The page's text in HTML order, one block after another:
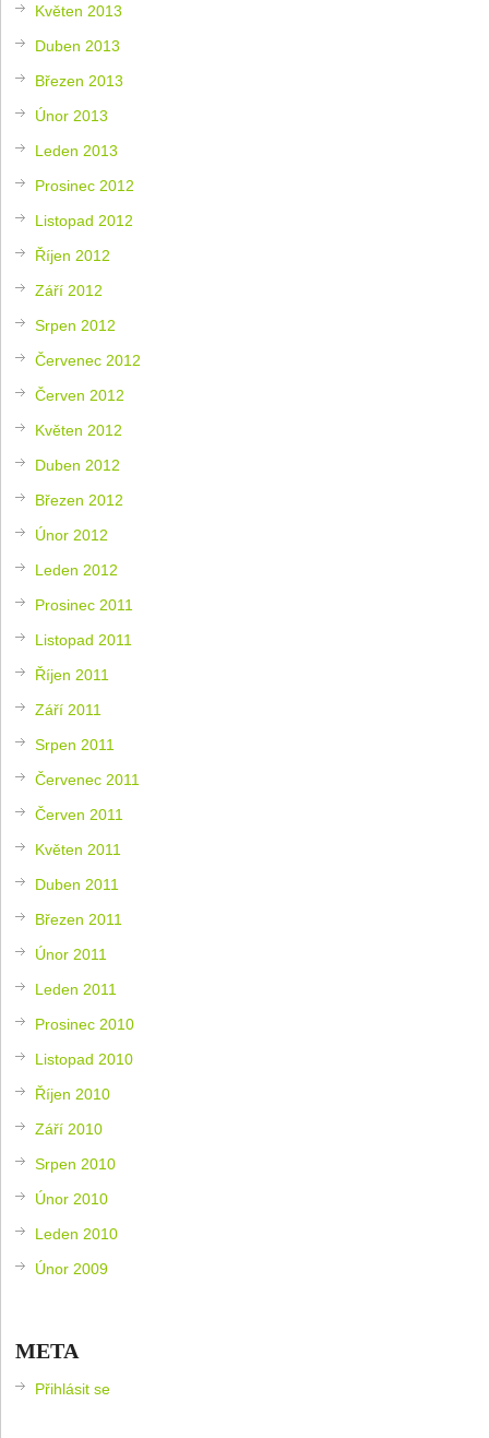
Květen 2013
Duben 2013
Březen 2013
Únor 2013
Leden 2013
Prosinec 2012
Listopad 2012
Říjen 2012
Září 2012
Srpen 2012
Červenec 2012
Červen 2012
Květen 2012
Duben 2012
Březen 2012
Únor 2012
Leden 2012
Prosinec 2011
Listopad 2011
Říjen 2011
Září 2011
Srpen 2011
Červenec 2011
Červen 2011
Květen 2011
Duben 2011
Březen 2011
Únor 2011
Leden 2011
Prosinec 2010
Listopad 2010
Říjen 2010
Září 2010
Srpen 2010
Únor 2010
Leden 2010
Únor 2009
META
Přihlásit se